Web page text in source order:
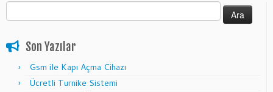
Son Yazılar
Gsm ile Kapı Açma Cihazı
Ücretli Turnike Sistemi